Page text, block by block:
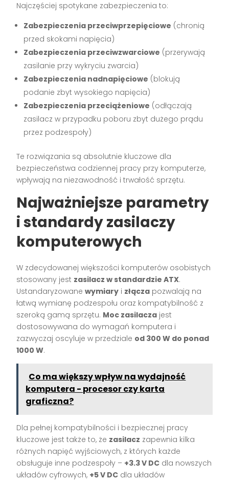
Najczęściej spotykane zabezpieczenia to:
Zabezpieczenia przeciwprzepięciowe (chronią
przed skokami napięcia)
Zabezpieczenia przeciwzwarciowe (przerywają
zasilanie przy wykryciu zwarcia)
Zabezpieczenia nadnapięciowe (blokują
podanie zbyt wysokiego napięcia)
Zabezpieczenia przeciążeniowe (odłączają
zasilacz w przypadku poboru zbyt dużego prądu
przez podzespoły)
Te rozwiązania są absolutnie kluczowe dla
bezpieczeństwa codziennej pracy przy komputerze,
wpływają na niezawodność i trwałość sprzętu.
Najważniejsze parametry
i standardy zasilaczy
komputerowych
W zdecydowanej większości komputerów osobistych
stosowany jest zasilacz w standardzie ATX.
Ustandaryzowanewymiary i złącza pozwalają na
łatwą wymianę podzespołu oraz kompatybilność z
szeroką gamą sprzętu. Moc zasilacza jest
dostosowywana do wymagań komputera i
zazwyczaj oscyluje w przedziale od 300 W do ponad
1000 W.
Co ma większy wpływ na wydajność
komputera - procesor czy karta
graficzna?
Dla pełnej kompatybilności i bezpiecznej pracy
kluczowe jest także to, że zasilacz zapewnia kilka
różnych napięć wyjściowych, z których każde
obsługuje inne podzespoły – +3.3 V DC dla nowszych
układów cyfrowych, +5 V DC dla układów